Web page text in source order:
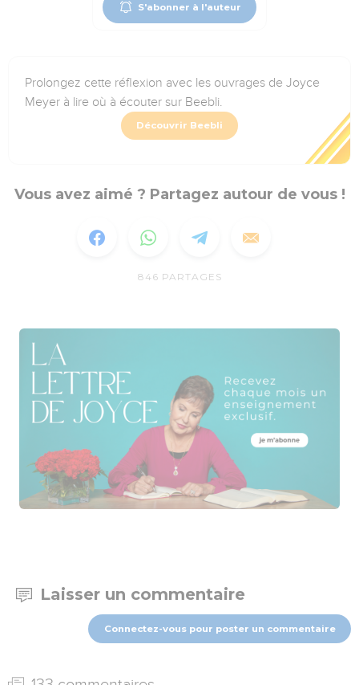
S'abonner à l'auteur
Prolongez cette réflexion avec les ouvrages de Joyce
Meyer à lire où à écouter sur Beebli.
Découvrir Beebli
Vous avez aimé ? Partagez autour de vous !
846 PARTAGES
Laisser un commentaire
Connectez-vous pour poster un commentaire